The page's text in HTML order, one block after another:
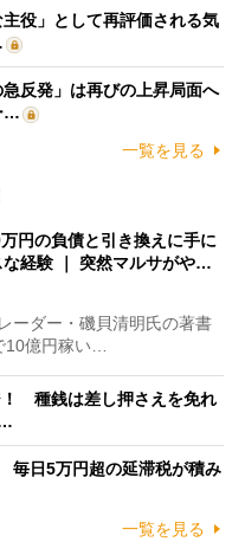
役」として再評価される気
反発」は再びの上昇局面へ
…
一覧を見る
円の負債と引き換えに手に
な経験 ｜ 突然マルサがや…
ーダー・磯貝清明氏の著書
10億円稼い…
！ 種銭は差し押さえを免れ
毎日5万円超の延滞税が積み
一覧を見る